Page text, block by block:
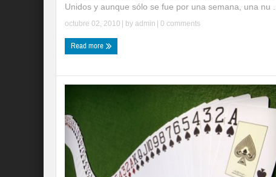
Unidos y aunque sólo se fue por una semana, una nu ...
octubre 02, 2010 | by admin 0 comments
Read more